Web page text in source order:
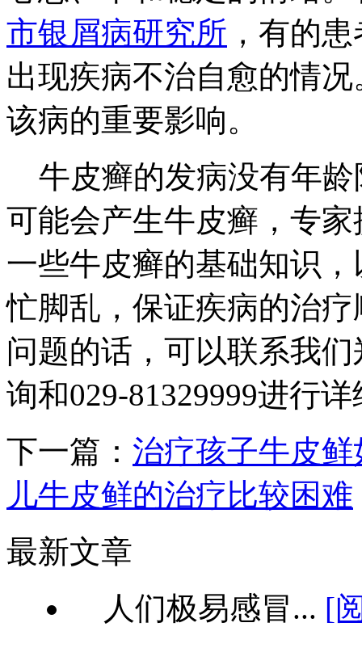
市银屑病研究所 ，有的
出现疾病不治自愈的情
该病的重要影响。
牛皮癣的发病没有年龄
可能会产生牛皮癣，专
一些牛皮癣的基础知识
忙脚乱，保证疾病的治
问题的话，可以联系我
询和029-81329999进行
下一篇： 治疗孩子牛皮
儿牛皮鲜的治疗比较困难
最新文章
人们极易感冒... [